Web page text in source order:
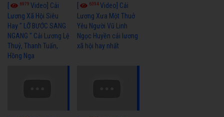
6979 Video] Cải
Lương Xã Hội Siêu
Hay " LỠ BƯỚC SANG
NGANG " Cải Lương Lệ
Thuỷ, Thanh Tuấn,
Hồng Nga
6394Video] Cải
Lương Xưa Một Thuở
Yêu Người Vũ Linh
Ngọc Huyền cải lương
xã hội hay nhất